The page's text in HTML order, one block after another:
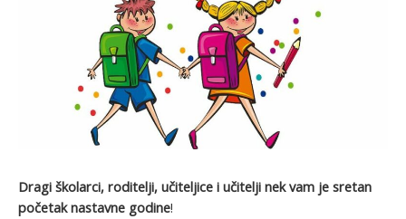
Dragi školarci, roditelji, učiteljice i učitelji nek vam je sretan
početak nastavne godine!